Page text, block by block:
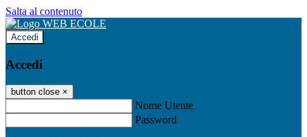
Salta al contenuto
Accedi
Accedi
button close ×
Nome Utente
Password